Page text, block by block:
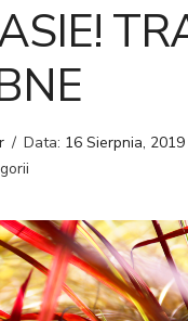
/ Data: 16 Sierpnia, 2019